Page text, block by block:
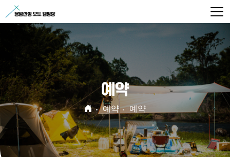
예약
예약 예약